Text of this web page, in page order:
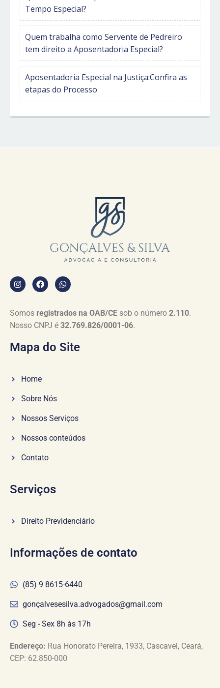
Tempo Especial?
Quem trabalha como Servente de Pedreiro
tem direito a Aposentadoria Especial?
Aposentadoria Especial na Justiça:Confira as
etapas do Processo
Somos registrados na OAB/CE sob o número 2.110.
Nosso CNPJ é 32.769.826/0001-06.
Mapa do Site
Home
Sobre Nós
Nossos Serviços
Nossos conteúdos
Contato
Serviços
Direito Previdenciário
Informações de contato
(85) 9 8615-6440
gonçalvesesilva.advogados@gmail.com
Seg - Sex 8h às 17h
Endereço: Rua Honorato Pereira, 1933, Cascavel, Ceará,
CEP: 62.850-000